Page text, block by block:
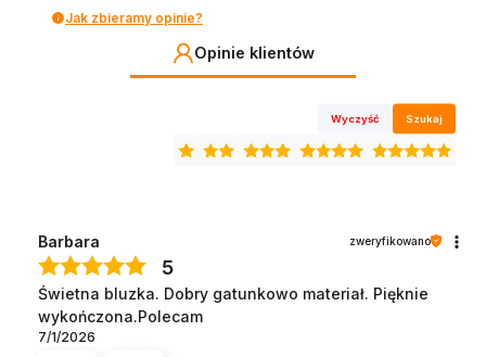
Jak zbieramy opinie?
Opinie klientów
Wyczyść Szukaj
Barbara zweryfikowano
5
Świetna bluzka. Dobry gatunkowo materiał. Pięknie
wykończona.Polecam
7/1/2026